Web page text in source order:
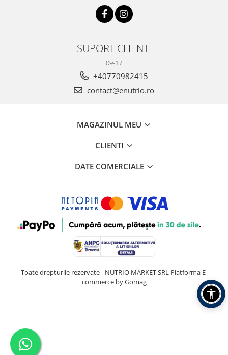
SUPORT CLIENTI
09-17
+40770982415
contact@enutrio.ro
MAGAZINUL MEU
CLIENTI
DATE COMERCIALE
Toate drepturile rezervate - NUTRIO MARKET SRL Platforma E-
commerce by Gomag